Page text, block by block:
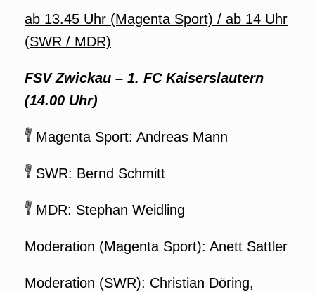
ab 13.45 Uhr (Magenta Sport) / ab 14 Uhr
(SWR / MDR)
FSV Zwickau – 1. FC Kaiserslautern
(14.00 Uhr)
Magenta Sport: Andreas Mann
SWR: Bernd Schmitt
MDR: Stephan Weidling
Moderation (Magenta Sport): Anett Sattler
Moderation (SWR): Christian Döring,